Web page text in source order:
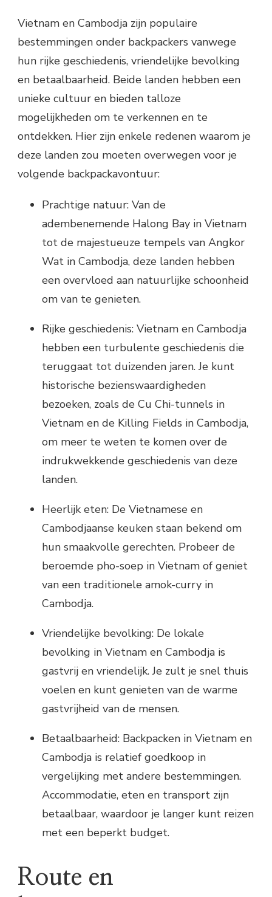
Vietnam en Cambodja zijn populaire
bestemmingen onder backpackers vanwege
hun rijke geschiedenis, vriendelijke bevolking
en betaalbaarheid. Beide landen hebben een
unieke cultuur en bieden talloze
mogelijkheden om te verkennen en te
ontdekken. Hier zijn enkele redenen waarom je
deze landen zou moeten overwegen voor je
volgende backpackavontuur:
Prachtige natuur: Van de
adembenemende Halong Bay in Vietnam
tot de majestueuze tempels van Angkor
Wat in Cambodja, deze landen hebben
een overvloed aan natuurlijke schoonheid
om van te genieten.
Rijke geschiedenis: Vietnam en Cambodja
hebben een turbulente geschiedenis die
teruggaat tot duizenden jaren. Je kunt
historische bezienswaardigheden
bezoeken, zoals de Cu Chi-tunnels in
Vietnam en de Killing Fields in Cambodja,
om meer te weten te komen over de
indrukwekkende geschiedenis van deze
landen.
Heerlijk eten: De Vietnamese en
Cambodjaanse keuken staan bekend om
hun smaakvolle gerechten. Probeer de
beroemde pho-soep in Vietnam of geniet
van een traditionele amok-curry in
Cambodja.
Vriendelijke bevolking: De lokale
bevolking in Vietnam en Cambodja is
gastvrij en vriendelijk. Je zult je snel thuis
voelen en kunt genieten van de warme
gastvrijheid van de mensen.
Betaalbaarheid: Backpacken in Vietnam en
Cambodja is relatief goedkoop in
vergelijking met andere bestemmingen.
Accommodatie, eten en transport zijn
betaalbaar, waardoor je langer kunt reizen
met een beperkt budget.
Route en